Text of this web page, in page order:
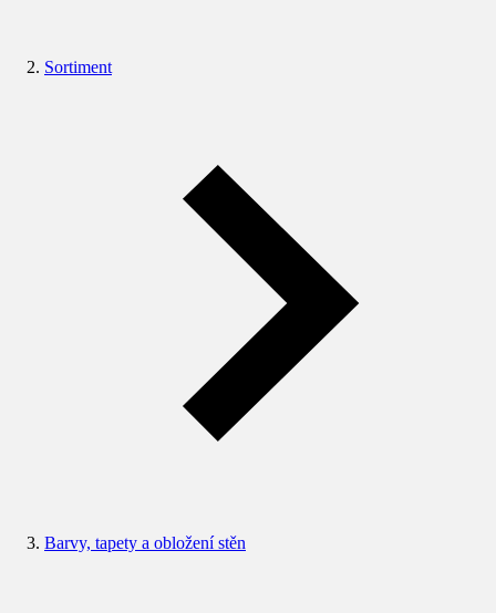
Sortiment
Barvy, tapety a obložení stěn